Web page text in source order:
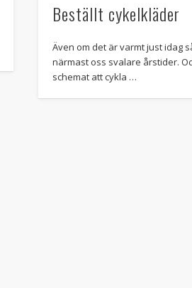
Beställt cykelkläder
Även om det är varmt just idag
närmast oss svalare årstider.
schemat att cykla …